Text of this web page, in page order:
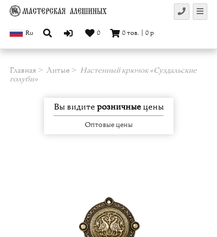
Ru 0 0тов. 0р
Главная Литые
Настенный крючок «Суздальские
голуби»
Вы видитерозничныецены
Оптовые цены